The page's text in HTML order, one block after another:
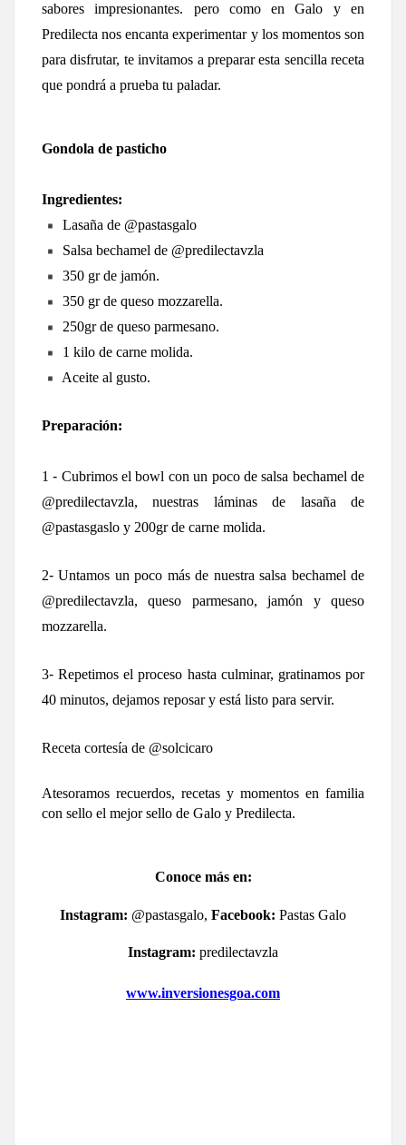
sabores impresionantes. pero como en Galo y en
Predilecta nos encanta experimentar y los momentos son
para disfrutar, te invitamos a preparar esta sencilla receta
que pondrá a prueba tu paladar.
Gondola de pasticho
Ingredientes:
Lasaña de @pastasgalo
Salsa bechamel de @predilectavzla
350 gr de jamón.
350 gr de queso mozzarella.
250gr de queso parmesano.
1 kilo de carne molida.
Aceite al gusto.
Preparación:
1️ - Cubrimos el bowl con un poco de salsa bechamel de
@predilectavzla, nuestras láminas de lasaña de
@pastasgaslo y 200gr de carne molida.
2️- Untamos un poco más de nuestra salsa bechamel de
@predilectavzla, queso parmesano, jamón y queso
mozzarella.
3️- Repetimos el proceso hasta culminar, gratinamos por
40 minutos, dejamos reposar y está listo para servir.
Receta cortesía de @solcicaro
Atesoramos recuerdos, recetas y momentos en familia
con sello el mejor sello de Galo y Predilecta.
Conoce más en:
Instagram: @pastasgalo, Facebook: Pastas Galo
Instagram: predilectavzla
www.inversionesgoa.com